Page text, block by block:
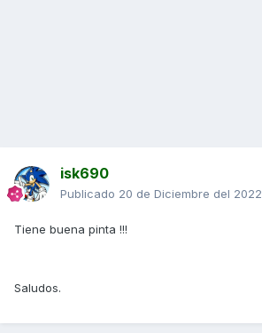
isk690
Publicado 20 de Diciembre del 2022
Tiene buena pinta !!!
Saludos.